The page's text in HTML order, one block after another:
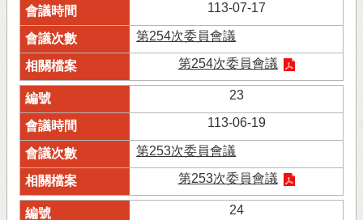
113-07-17
第254次委員會議
第254次委員會議
23
113-06-19
第253次委員會議
第253次委員會議
24